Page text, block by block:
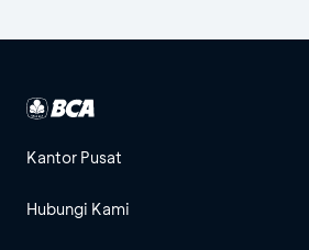
Kantor Pusat
Hubungi Kami